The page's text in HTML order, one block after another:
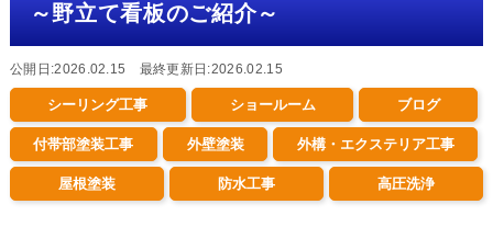
～野立て看板のご紹介～
公開日:2026.02.15 最終更新日:2026.02.15
シーリング工事 ショールーム ブログ
付帯部塗装工事 外壁塗装 外構・エクステリア工事
屋根塗装 防水工事 高圧洗浄